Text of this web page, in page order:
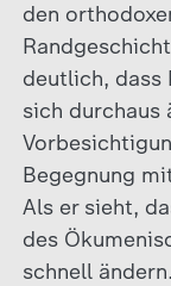
den
deutlich, dass
sich durchaus
Begegnung
Als er sieht,
des
schnell